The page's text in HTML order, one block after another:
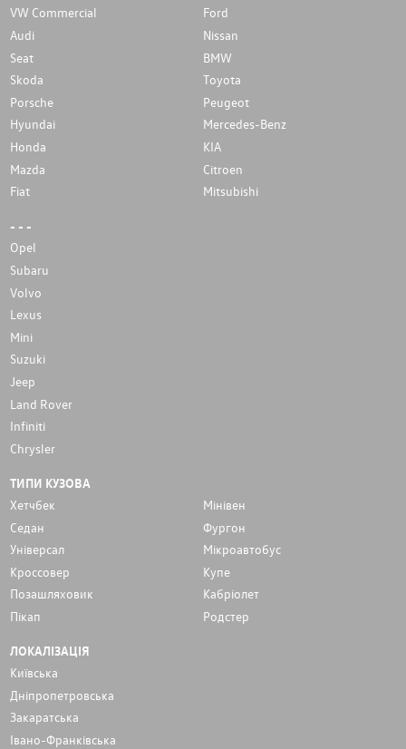
VW Commercial
Ford
Audi
Nissan
Seat
BMW
Skoda
Toyota
Porsche
Peugeot
Hyundai
Mercedes-Benz
Honda
KIA
Mazda
Citroen
Fiat
Mitsubishi
- - -
Opel
Subaru
Volvo
Lexus
Mini
Suzuki
Jeep
Land Rover
Infiniti
Chrysler
ТИПИ КУЗОВА
Хетчбек
Мінівен
Седан
Фургон
Унiверсал
Мікроавтобус
Кроссовер
Купе
Позашляховик
Кабріолет
Пікап
Родстер
ЛОКАЛІЗАЦІЯ
Київська
Дніпропетровська
Закаратська
Івано-Франківська